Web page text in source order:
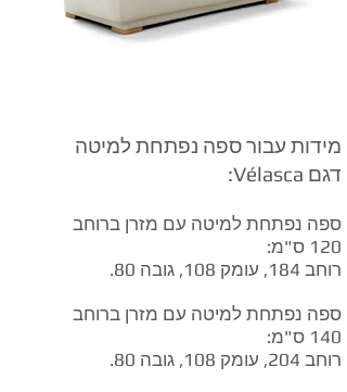
מידות עבור ספה נפתחת למיטה
דגם Vélasca:
ספה נפתחת למיטה עם מזרן ברוחב
120 ס"מ:
רוחב 184, עומק 108, גובה 80.
ספה נפתחת למיטה עם מזרן ברוחב
140 ס"מ:
רוחב 204, עומק 108, גובה 80.